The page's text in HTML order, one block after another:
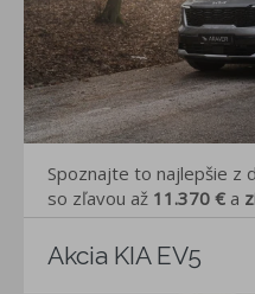
Spoznajte to najlepšie z
so zľavou až 11.370 € a
Akcia KIA EV5